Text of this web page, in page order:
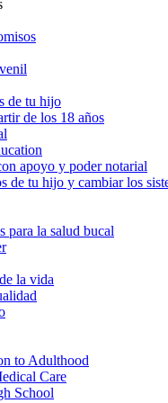
de tu hijo
de los 18 años
apoyo y poder notarial
de tu hijo y cambiar los
para la salud bucal
la vida
to Adulthood
Care
School